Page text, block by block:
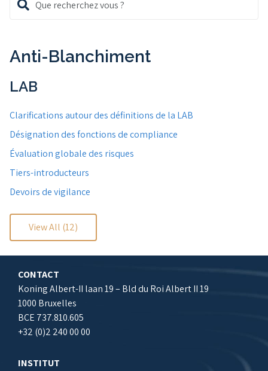
Anti-Blanchiment
LAB
Clarifications autour des définitions de la LAB
Désignation des fonctions de compliance
Évaluation globale des risques
Tiers-introducteurs
Devoirs de vigilance
View All (12)
CONTACT
Koning Albert-II laan 19 – Bld du Roi Albert II 19
1000 Bruxelles
BCE 737.810.605
+32 (0)2 240 00 00
INSTITUT